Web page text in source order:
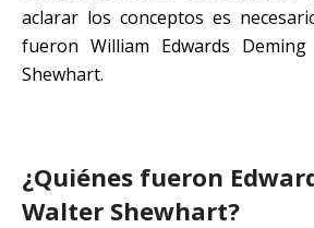
aclarar los conceptos es
fueron William Edwards
Shewhart.
¿Quiénes fueron
Walter Shewhart?